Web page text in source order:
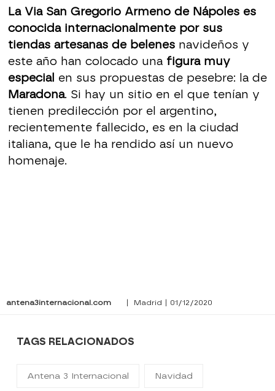
La Via San Gregorio Armeno de Nápoles es
conocida internacionalmente por sus
tiendas artesanas de belenesnavideños y
este año han colocado una figura muy
especial en sus propuestas de pesebre: la de
Maradona. Si hay un sitio en el que tenían y
tienen predilección por el argentino,
recientemente fallecido, es en la ciudad
italiana, que le ha rendido así un nuevo
homenaje.
antena3internacional.com | Madrid | 01/12/2020
TAGS RELACIONADOS
Antena 3 Internacional Navidad